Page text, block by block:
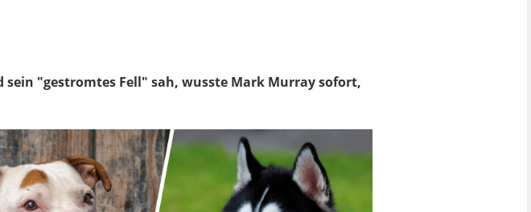
sein "gestromtes Fell" sah, wusste Mark Murray sofort,